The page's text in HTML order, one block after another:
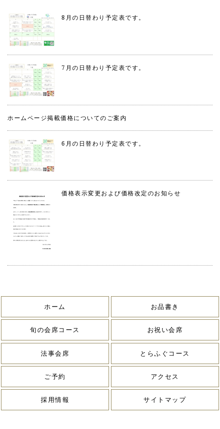
8月の日替わり予定表です。
7月の日替わり予定表です。
ホームページ掲載価格についてのご案内
6月の日替わり予定表です。
価格表示変更および価格改定のお知らせ
ホーム お品書き
旬の会席コース お祝い会席
法事会席 とらふぐコース
ご予約 アクセス
採用情報 サイトマップ